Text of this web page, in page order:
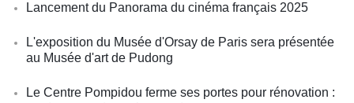
Lancement du Panorama du cinéma français 2025
L'exposition du Musée d'Orsay de Paris sera présentée
au Musée d'art de Pudong
Le Centre Pompidou ferme ses portes pour rénovation :